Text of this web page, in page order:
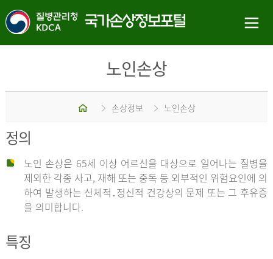
노인손상
홈 손상정보 노인손상
정의
노인 손상은 65세 이상 어르신을 대상으로 일어나는 질병을
제외한 각종 사고, 재해 또는 중독 등 외부적인 위험요인에 의
하여 발생하는 신체적․정신적 건강상의 문제 또는 그 후유증
을 의미합니다.
특징